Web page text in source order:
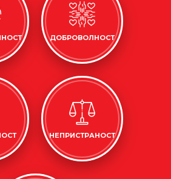
ДОБРОВОЛНОСТ
НЕПРИСТРАНОСТ